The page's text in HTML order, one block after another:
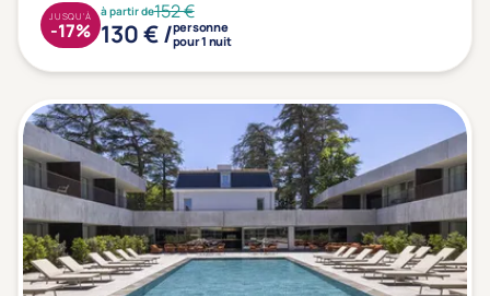
à partir de152 €
130 € /personne
pour 1 nuit
JUSQU'À
-17%